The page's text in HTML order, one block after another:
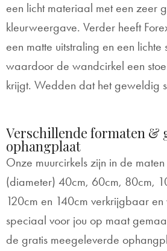
een licht materiaal met een zeer
kleurweergave. Verder heeft
een matte uitstraling en een lichte
waardoor de wandcirkel een
krijgt. Wedden dat het geweldig
Verschillende formaten &
ophangplaat
Onze muurcirkels zijn in de maten
(diameter) 40cm, 60cm, 80cm,
120cm en 140cm verkrijgbaar
speciaal voor jou op maat
de gratis meegeleverde